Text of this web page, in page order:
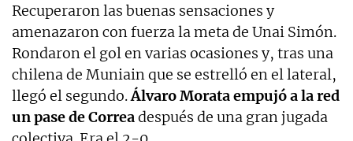
Recuperaron las buenas sensaciones y
amenazaron con fuerza la meta de Unai Simón.
Rondaron el gol en varias ocasiones y, tras una
chilena de Muniain que se estrelló en el lateral,
llegó el segundo.Álvaro Morata empujó a la red
un pase de Correadespués de una gran jugada